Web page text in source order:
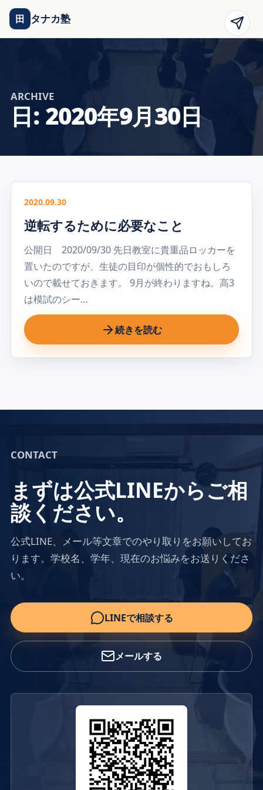
田 タナカ塾
ARCHIVE
日: 2020年9月30日
2020.09.30
逆転するために必要なこと
公開日 2020/09/30 先日教室に貴重品ロッカーを
置いたのですが、生徒の目印が個性的でおもしろ
いので載せておきます。 9月が終わりますね。高3
は模試のシー…
続きを読む
CONTACT
まずは公式LINEからご相
談ください。
公式LINE、メール等文章でのやり取りをお願いしてお
ります。学校名、学年、現在のお悩みをお送りくださ
い。
LINEで相談する
メールする